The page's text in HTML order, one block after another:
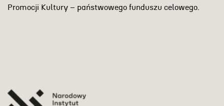
Promocji Kultury – państwowego funduszu celowego.